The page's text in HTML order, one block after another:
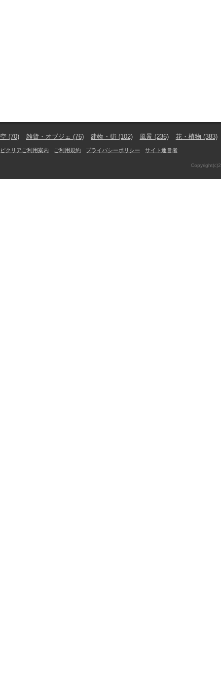
空 (70) 雑貨・オブジェ (76) 建物・街 (102) 風景 (236) 花・植物 (383)
ピクリアご利用案内 ご利用規約 プライバシーポリシー サイト運営者